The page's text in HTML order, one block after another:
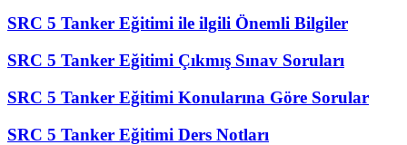
SRC 5 Tanker Eğitimi ile ilgili Önemli Bilgiler
SRC 5 Tanker Eğitimi Çıkmış Sınav Soruları
SRC 5 Tanker Eğitimi Konularına Göre Sorular
SRC 5 Tanker Eğitimi Ders Notları